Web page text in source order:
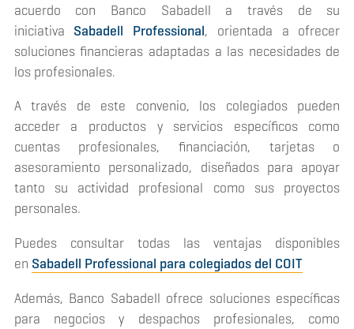
acuerdo con Banco Sabadell a través de su
iniciativa Sabadell Professional, orientada a ofrecer
soluciones financieras adaptadas a las necesidades de
los profesionales.
A través de este convenio, los colegiados pueden
acceder a productos y servicios específicos como
cuentas profesionales, financiación, tarjetas o
asesoramiento personalizado, diseñados para apoyar
tanto su actividad profesional como sus proyectos
personales.
Puedes consultar todas las ventajas disponibles
en Sabadell Professional para colegiados del COIT
Además, Banco Sabadell ofrece soluciones específicas
para negocios y despachos profesionales, como